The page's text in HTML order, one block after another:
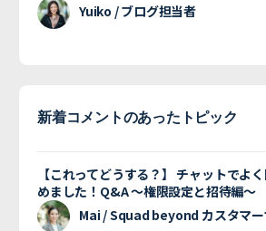
Yuiko / ブログ担当者
新着コメントのあったトピック
【これってどうする？】 チャットでよ
めました！Q&A 〜権限設定と招待編〜
Mai / Squad beyond カスタマー